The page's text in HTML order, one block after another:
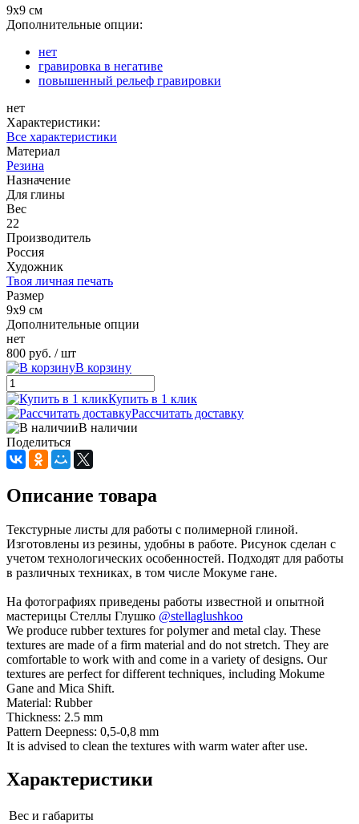
9х9 см
Дополнительные опции:
нет
гравировка в негативе
повышенный рельеф гравировки
нет
Характеристики:
Все характеристики
Материал
Резина
Назначение
Для глины
Вес
22
Производитель
Россия
Художник
Твоя личная печать
Размер
9х9 см
Дополнительные опции
нет
800 руб. / шт
В корзину
Купить в 1 клик
Рассчитать доставку
В наличии
Поделиться
Описание товара
Текстурные листы для работы с полимерной глиной.
Изготовлены из резины, удобны в работе. Рисунок сделан с
учетом технологических особенностей. Подходят для работы
в различных техниках, в том числе Мокуме гане.
На фотографиях приведены работы известной и опытной
мастерицы Стеллы Глушко @stellaglushkoo
We produce rubber textures for polymer and metal clay. These
textures are made of a firm material and do not stretch. They are
comfortable to work with and come in a variety of designs. Our
textures are perfect for different techniques, including Mokume
Gane and Mica Shift.
Material: Rubber
Thickness: 2.5 mm
Pattern Deepness: 0,5-0,8 mm
It is advised to clean the textures with warm water after use.
Характеристики
Вес и габариты